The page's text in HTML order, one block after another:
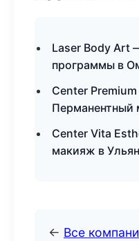
Laser Body Art
программы в
Center
Перманентный
Center Vita
макияж в
← Все